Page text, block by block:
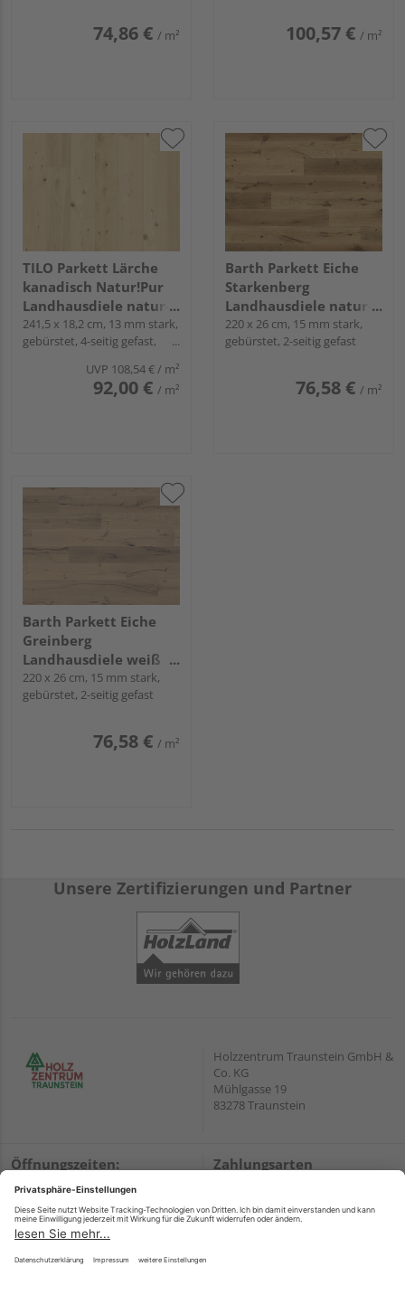
74,86 € / m² 100,57 € / m²
TILO Parkett Lärche
kanadisch Natur!Pur
Landhausdiele natur-
geölt Rustikal -
RUSTICO
241,5 x 18,2 cm, 13 mm stark,
gebürstet, 4-seitig gefast,
UVP 108,54 €/ m²
92,00 € / m²
Barth Parkett Eiche
Starkenberg
Landhausdiele natur-
geölt
220 x 26 cm, 15 mm stark,
gebürstet, 2-seitig gefast
76,58 € / m²
Barth Parkett Eiche
Greinberg
Landhausdiele weiß
geölt
220 x 26 cm, 15 mm stark,
gebürstet, 2-seitig gefast
76,58 € / m²
Unsere Zertifizierungen und Partner
Holzzentrum Traunstein GmbH &
Co. KG
Mühlgasse 19
83278 Traunstein
Öffnungszeiten:
Mo. – Fr.07:30 – 17:30
Sa. – So.geschlossen
Zahlungsarten
Onlineüberweisung